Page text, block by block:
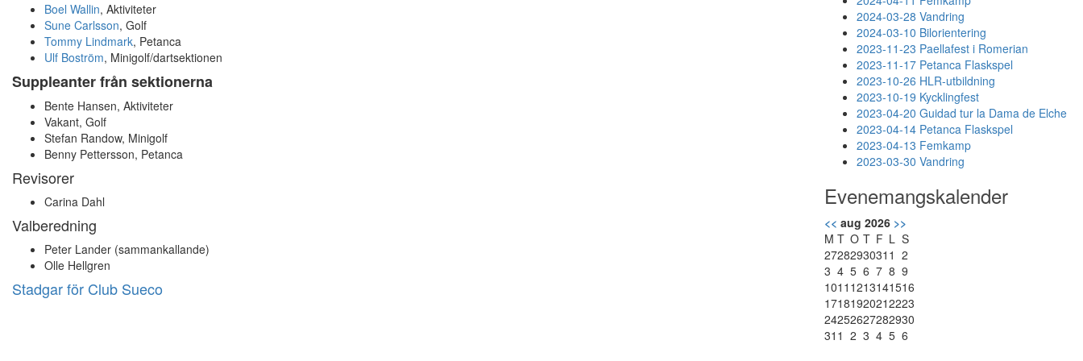
Boel Wallin, Aktiviteter
Sune Carlsson, Golf
Tommy Lindmark, Petanca
Ulf Boström, Minigolf/dartsektionen
Suppleanter från sektionerna
Bente Hansen, Aktiviteter
Vakant, Golf
Stefan Randow, Minigolf
Benny Pettersson, Petanca
Revisorer
Carina Dahl
Valberedning
Peter Lander (sammankallande)
Olle Hellgren
Stadgar för Club Sueco
2024-03-28 Vandring
2024-03-10 Bilorientering
2023-11-23 Paellafest i Romerian
2023-11-17 Petanca Flaskspel
2023-10-26 HLR-utbildning
2023-10-19 Kycklingfest
2023-04-20 Guidad tur la Dama de Elche
2023-04-14 Petanca Flaskspel
2023-04-13 Femkamp
2023-03-30 Vandring
Evenemangskalender
<< aug 2026 >>
M T O T F L S
2728293031 1 2
3 4 5 6 7 8 9
1011 1213141516
17181920212223
24252627282930
31 1 2 3 4 5 6